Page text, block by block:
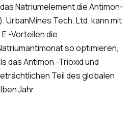
Natriumelement die Antimon-
UrbanMines Tech. Ltd. kann mit
-Vorteilen die
so optimieren,
das Antimon -Trioxid und
Teil des globalen
Jahr.